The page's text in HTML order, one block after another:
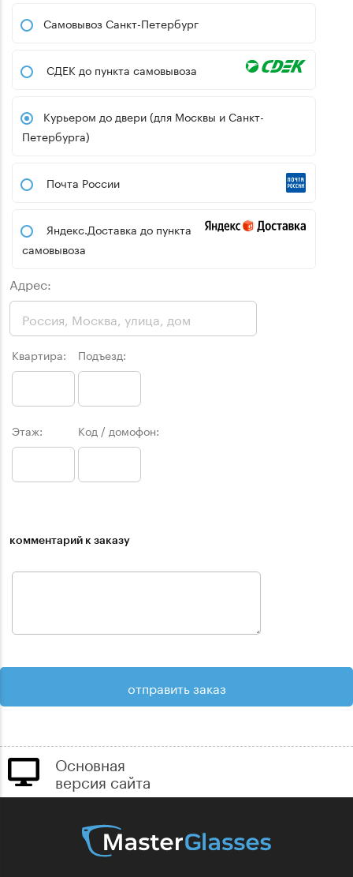
Самовывоз Санкт-Петербург
СДЕК до пункта самовывоза
Курьером до двери (для Москвы и Санкт-
Петербурга)
Почта России
Яндекс.Доставка до пункта
самовывоза
Адрес:
Квартира: Подъезд:
Этаж: Код / домофон:
комментарий к заказу
Основная
версия сайта